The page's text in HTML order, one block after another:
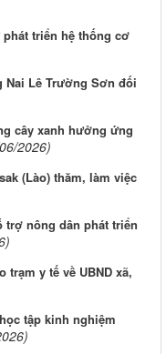
triển hệ thống cơ
Nai Lê Trường Sơn đối
cây xanh hưởng ứng
2026)
(Lào) thăm, làm việc
trợ nông dân phát triển
trạm y tế về UBND xã,
tập kinh nghiệm